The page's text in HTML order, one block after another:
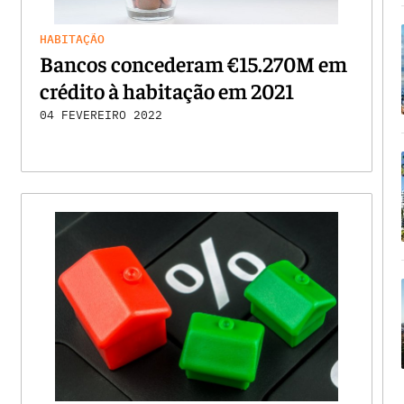
HABITAÇÃO
Bancos concederam €15.270M em
crédito à habitação em 2021
04 FEVEREIRO 2022